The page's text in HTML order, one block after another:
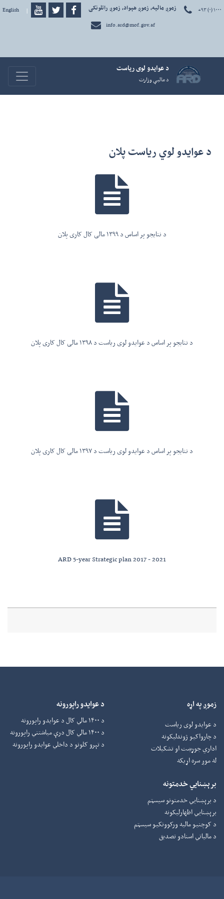
زموږ مالیه، زموږ هېواد، زموږ راتلونکی
info.ard@mof.gov.af
+۹۳ (۰) ۱۰۰۰ دری |
English
د عوايدو لوی رياست
د ماليې وزارت
د عوایدو لوي ریاست پلان
د نتایجو پر اساس د ۱۳۹۹ مالی کال کاری پلان
د نتایجو پر اساس د عوایدو لوی ریاست د ۱۳۹۸ مالی کال کاری پلان
د نتایجو پر اساس د عوایدو لوی ریاست د ۱۳۹۷ مالی کال کاری پلان
ARD 5-year Strategic plan 2017 - 2021
زموږ په اړه
د عوایدو لوی ریاست
د چارواکيو ژوندلیکونه
اداري جوړښت او تشکیلات
له موږ سره اړیکه
د عوایدو راپورونه
د ۱۴۰۰ مالي کال د عوایدو راپورونه
د ۱۴۰۰ مالي کال درې میاشتني راپورونه
د تېرو کلونو د داخلي عوایدو راپورونه
برېښنایي خدمتونه
د برېښنايي خدمتونو سیسټم
برېښنايي اظهارلیکونه
د کوچنیو مالیه ورکوونکيو سیسټم
د مالیاتي اسنادو تصدیق